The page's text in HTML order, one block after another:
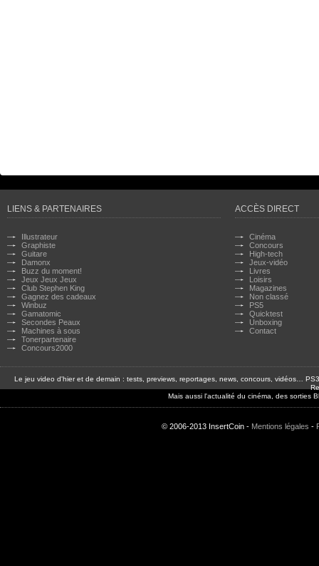
LIENS & PARTENAIRES
Illustrateur
Graphiste
Guitare
Damonx
Buzz du moment!
Jeux Jeux Jeux
Club Stephen King
Gagnez des cadeaux
Winbuz
Gamatomic
Secondes Peaux
Machines à sous
Tonerpartenaire
Concours2000
ACCÈS DIRECT
Cinéma
Concours
High-tech
Jeux-vidéo
Livres
Loisirs
Magazines
Non classé
PS5
Quicktest
Unboxing
Contact
Le jeu video d'hier et de demain : tests, previews, reportages, news, concours, vidéos…
Mais aussi l'actualité du cinéma, des sorties
© 2006-2013 InsertCoin - Mentions légales -